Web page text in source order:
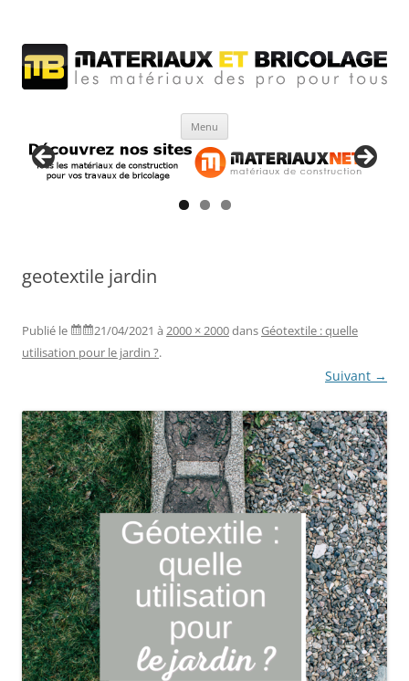
Menu
geotextile jardin
Publié le 21/04/2021 à 2000 × 2000dansGéotextile : quelle
utilisation pour le jardin ?.
Suivant →